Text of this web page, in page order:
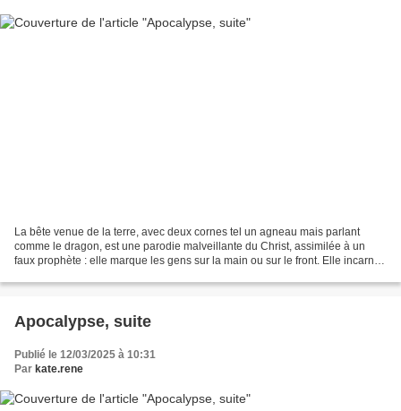
La bête venue de la terre, avec deux cornes tel un agneau mais parlant
comme le dragon, est une parodie malveillante du Christ, assimilée à un
faux prophète : elle marque les gens sur la main ou sur le front. Elle incarne
Apocalypse, suite
Publié le 12/03/2025 à 10:31
Par kate.rene